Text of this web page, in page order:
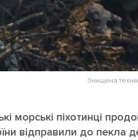
Знищена
морські піхотинці
відправили до пекла